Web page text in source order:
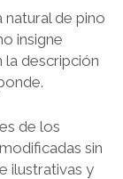
de pino
insigne
la descripción
de los
sin
ilustrativas y